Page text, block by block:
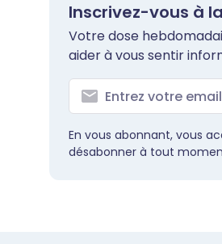
Inscrivez-vous à
Votre dose
aider à vous sentir
En vous abonnant, vous
désabonner à tout